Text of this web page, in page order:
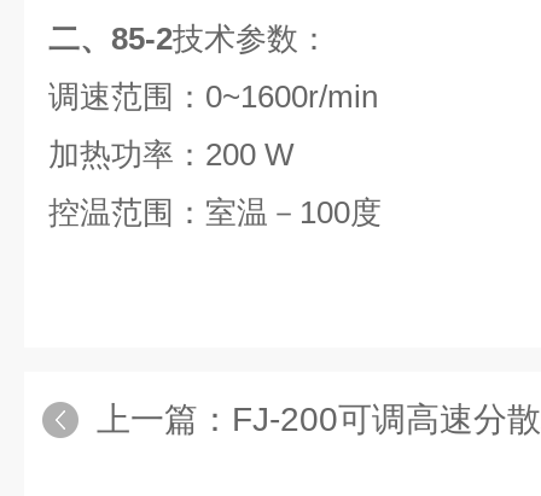
二、85-2技术参数：
调速范围：0~1600r/min
加热功率：200 W
控温范围：室温－100度
上一篇： FJ-200可调高速分